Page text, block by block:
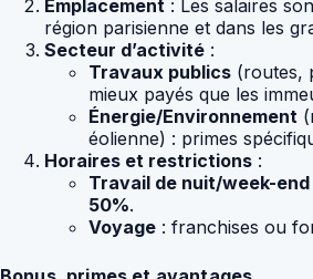
Emplacement : Les salaires
région parisienne et dans les
Secteur d’activité :
Travaux publics (routes,
mieux payés que les
Énergie/Environnement
éolienne) : primes
Horaires et restrictions :
Travail de nuit/week-end
50%.
Voyage : franchises ou